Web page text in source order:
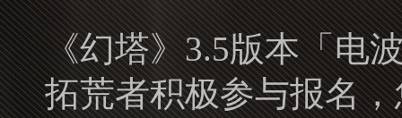
《幻塔》3.5版本「电
拓荒者积极参与报名